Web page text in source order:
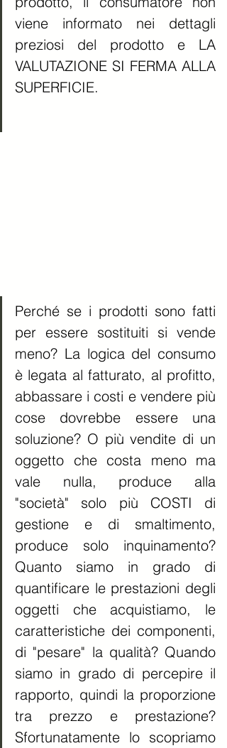
viene informato nei dettagli
preziosi del prodotto e LA
VALUTAZIONE SI FERMA ALLA
SUPERFICIE.
Perché se i prodotti sono fatti
per essere sostituiti si vende
meno? La logica del consumo
è legata al fatturato, al profitto,
abbassare i costi e vendere più
cose dovrebbe essere una
soluzione? O più vendite di un
oggetto che costa meno ma
vale nulla, produce alla
"società" solo più COSTI di
gestione e di smaltimento,
produce solo inquinamento?
Quanto siamo in grado di
quantificare le prestazioni degli
oggetti che acquistiamo, le
caratteristiche dei componenti,
di "pesare" la qualità? Quando
siamo in grado di percepire il
rapporto, quindi la proporzione
tra prezzo e prestazione?
Sfortunatamente lo scopriamo